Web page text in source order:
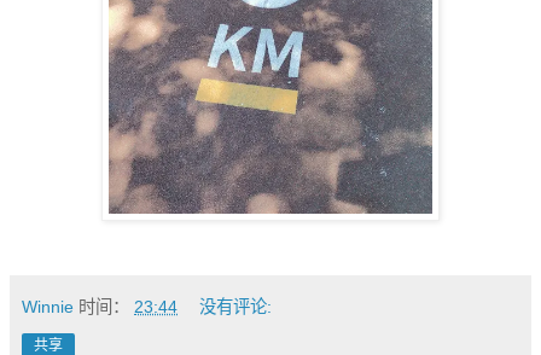
Winnie 时间： 23:44 没有评论:
共享